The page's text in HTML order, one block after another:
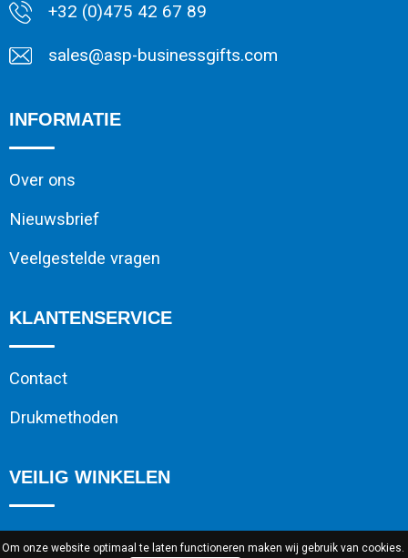
+32 (0)475 42 67 89
sales@asp-businessgifts.com
INFORMATIE
Over ons
Nieuwsbrief
Veelgestelde vragen
KLANTENSERVICE
Contact
Drukmethoden
VEILIG WINKELEN
Algemene voorwaarden
Om onze website optimaal te laten functioneren maken wij gebruik van cookies.